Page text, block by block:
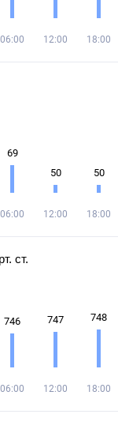
06:00 12:00 18:00
69
06:00
50
12:00
50
18:00
ст.
746
06:00
747
12:00
748
18:00